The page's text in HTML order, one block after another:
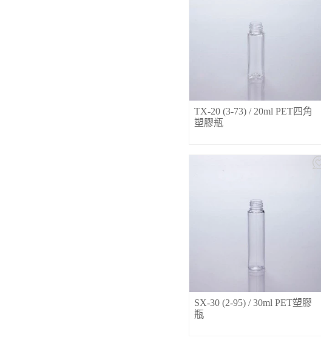
TX-20 (3-73) / 20ml PET四角
塑膠瓶
SX-30 (2-95) / 30ml PET塑膠
瓶